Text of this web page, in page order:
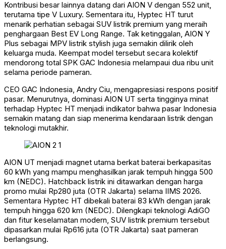
Kontribusi besar lainnya datang dari AION V dengan 552 unit,
terutama tipe V Luxury. Sementara itu, Hyptec HT turut
menarik perhatian sebagai SUV listrik premium yang meraih
penghargaan Best EV Long Range. Tak ketinggalan, AION Y
Plus sebagai MPV listrik stylish juga semakin dilirik oleh
keluarga muda. Keempat model tersebut secara kolektif
mendorong total SPK GAC Indonesia melampaui dua ribu unit
selama periode pameran.
CEO GAC Indonesia, Andry Ciu, mengapresiasi respons positif
pasar. Menurutnya, dominasi AION UT serta tingginya minat
terhadap Hyptec HT menjadi indikator bahwa pasar Indonesia
semakin matang dan siap menerima kendaraan listrik dengan
teknologi mutakhir.
AION UT menjadi magnet utama berkat baterai berkapasitas
60 kWh yang mampu menghasilkan jarak tempuh hingga 500
km (NEDC). Hatchback listrik ini ditawarkan dengan harga
promo mulai Rp280 juta (OTR Jakarta) selama IIMS 2026.
Sementara Hyptec HT dibekali baterai 83 kWh dengan jarak
tempuh hingga 620 km (NEDC). Dilengkapi teknologi AdiGO
dan fitur keselamatan modern, SUV listrik premium tersebut
dipasarkan mulai Rp616 juta (OTR Jakarta) saat pameran
berlangsung.